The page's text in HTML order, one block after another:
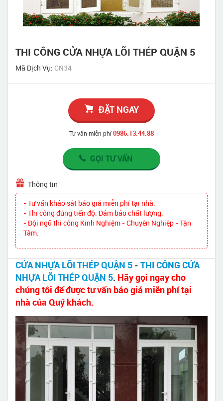
THI CÔNG CỬA NHỰA LÕI THÉP QUẬN 5
Mã Dịch Vụ: CN34
ĐẶT NGAY
Tư vấn miễn phí0986.13.44.88
GỌI TƯ VẤN
Thông tin
- Tư vấn khảo sát báo giá miễn phí tại nhà.
- Thi công đúng tiến độ. Đảm bảo chất lượng.
- Đội ngũ thi công Kinh Nghiệm - Chuyên Nghiệp - Tận
Tâm.
CỬA NHỰA LÕI THÉP QUẬN 5 - THI CÔNG CỬA
NHỰA LÕI THÉP QUẬN 5. Hãy gọi ngay cho
chúng tôi để được tư vấn báo giá miễn phí tại
nhà của Quý khách.